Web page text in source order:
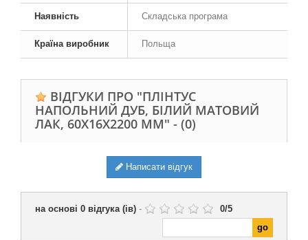
Наявність Складська програма
Країна виробник Польща
ВІДГУКИ ПРО "ПЛІНТУС
НАПОЛЬНИЙ ДУБ, БІЛИЙ МАТОВИЙ
ЛАК, 60Х16Х2200 ММ" - (0)
Написати відгук
на основі 0 відгука (ів) - 0/5